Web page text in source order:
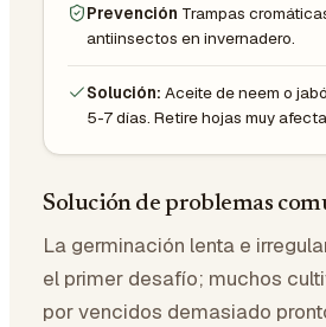
Prevención Trampas
antiinsectos en invernadero.
Solución: Aceite de neem o
5-7 días. Retire hojas muy
Solución de problemas
La germinación lenta e
el primer desafío; muchos
por vencidos demasiado